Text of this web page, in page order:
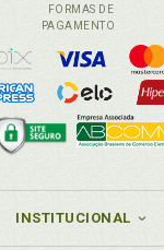
FORMAS DE
PAGAMENTO
INSTITUCIONAL